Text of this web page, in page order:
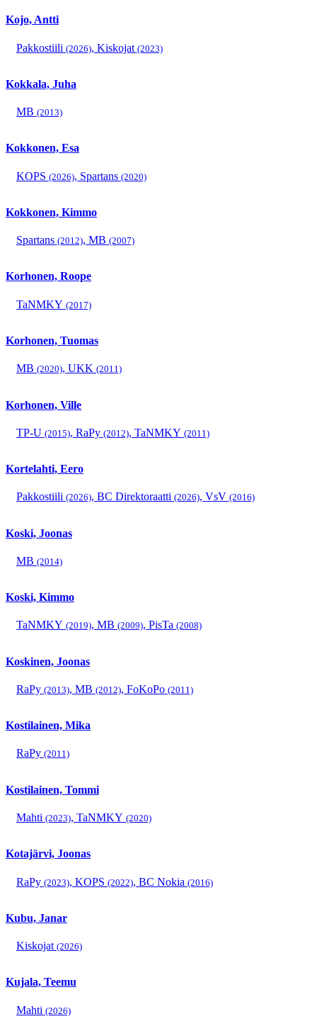
Kojo, Antti
Pakkostiili (2026), Kiskojat (2023)
Kokkala, Juha
MB (2013)
Kokkonen, Esa
KOPS (2026), Spartans (2020)
Kokkonen, Kimmo
Spartans (2012), MB (2007)
Korhonen, Roope
TaNMKY (2017)
Korhonen, Tuomas
MB (2020), UKK (2011)
Korhonen, Ville
TP-U (2015), RaPy (2012), TaNMKY (2011)
Kortelahti, Eero
Pakkostiili (2026), BC Direktoraatti (2026), VsV (2016)
Koski, Joonas
MB (2014)
Koski, Kimmo
TaNMKY (2019), MB (2009), PisTa (2008)
Koskinen, Joonas
RaPy (2013), MB (2012), FoKoPo (2011)
Kostilainen, Mika
RaPy (2011)
Kostilainen, Tommi
Mahti (2023), TaNMKY (2020)
Kotajärvi, Joonas
RaPy (2023), KOPS (2022), BC Nokia (2016)
Kubu, Janar
Kiskojat (2026)
Kujala, Teemu
Mahti (2026)